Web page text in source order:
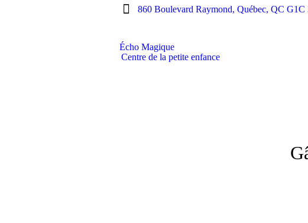
860 Boulevard Raymond, Québec, QC G1C
Écho Magique
Centre de la petite enfance